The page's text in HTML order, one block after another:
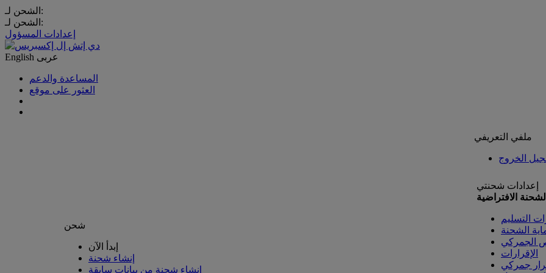
الشحن لـ:
الشحن لـ:
إعدادات المسؤول
English عربى
المساعدة والدعم
العثور على موقع
ملفي التعريفي
الخروج
شحن
إبدأ الآن
إنشاء شحنة
إنشاء شحنة من بيانات سابقة
إعدادات شحنتي
الافتراضية
التسليم
الشحنة
الجمركي
الإقرارات
جمركي